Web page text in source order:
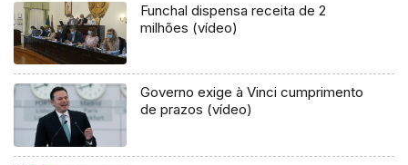
Funchal dispensa receita de 2
milhões (vídeo)
Governo exige à Vinci cumprimento
de prazos (vídeo)